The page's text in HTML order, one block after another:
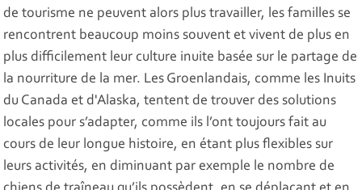
de tourisme ne peuvent alors plus travailler, les familles se
rencontrent beaucoup moins souvent et vivent de plus en
plus difficilement leur culture inuite basée sur le partage de
la nourriture de la mer. Les Groenlandais, comme les Inuits
du Canada et d'Alaska, tentent de trouver des solutions
locales pour s’adapter, comme ils l’ont toujours fait au
cours de leur longue histoire, en étant plus flexibles sur
leurs activités, en diminuant par exemple le nombre de